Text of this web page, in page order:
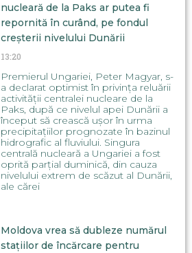
nucleară de la Paks ar putea fi
repornită în curând, pe fondul
creșterii nivelului Dunării
13:20
Premierul Ungariei, Peter Magyar, s-
a declarat optimist în privința reluării
activității centralei nucleare de la
Paks, după ce nivelul apei Dunării a
început să crească ușor în urma
precipitațiilor prognozate în bazinul
hidrografic al fluviului. Singura
centrală nucleară a Ungariei a fost
oprită parțial duminică, din cauza
nivelului extrem de scăzut al Dunării,
ale cărei
Moldova vrea să dubleze numărul
stațiilor de încărcare pentru